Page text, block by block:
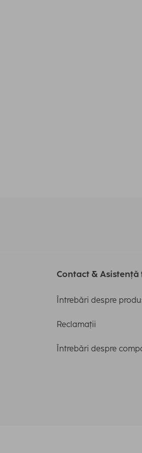
Contact &
Întrebări despre
Reclamații
Întrebări despre